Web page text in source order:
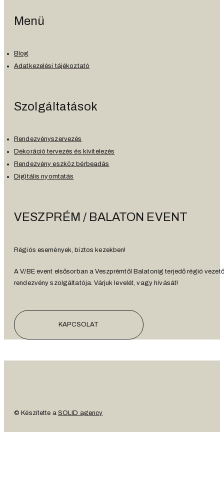
Menü
Blog
Adatkezelési tájékoztató
Szolgáltatások
Rendezvényszervezés
Dekoráció tervezés és kivitelezés
Rendezvény eszköz bérbeadás
Digitális nyomtatás
VESZPRÉM / BALATON EVENT
Régiós események, biztos kezekben!
A V/BE event elsősorban a Veszprémtől Balatonig terjedő régió vezető
rendezvény szolgáltatója. Várjuk levelét, vagy hívását!
KAPCSOLAT
© Készítette a SOLID agency